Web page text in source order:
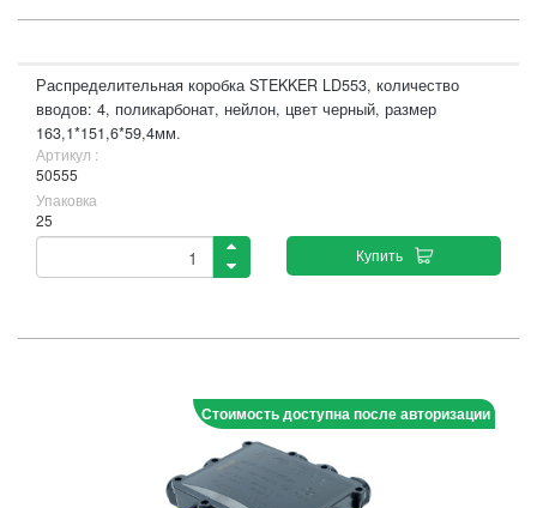
Распределительная коробка STEKKER LD553, количество
вводов: 4, поликарбонат, нейлон, цвет черный, размер
163,1*151,6*59,4мм.
Артикул :
50555
Упаковка
25
Купить
Стоимость доступна после авторизации